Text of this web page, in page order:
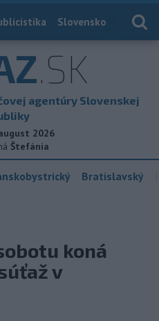
Slovensko
.SK
agentúry Slovenskej
2026
Štefánia
Bratislavský
koná
v